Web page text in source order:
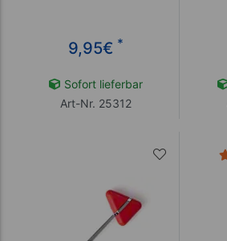
9,95€ *
Sofort lieferbar
Art-Nr. 25312